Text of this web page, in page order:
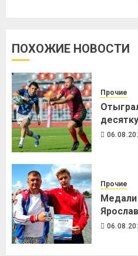
ПОХОЖИЕ НОВОСТИ
Прочие
Прочие
Медали